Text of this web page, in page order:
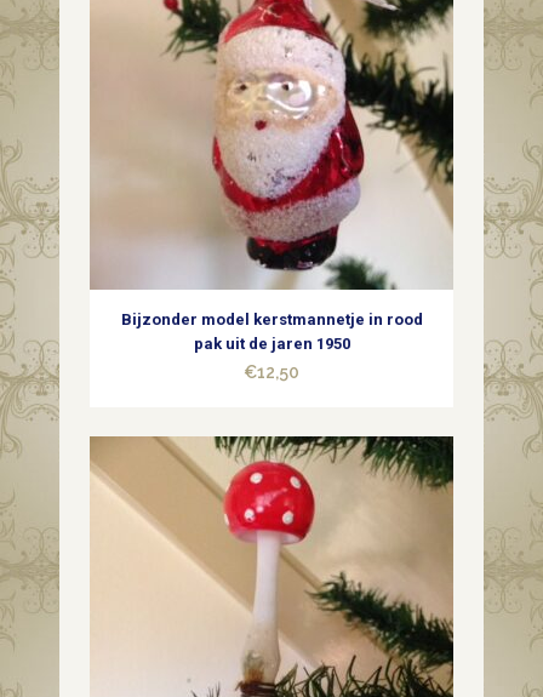
Bijzonder model kerstmannetje in rood
pak uit de jaren 1950
€12,50